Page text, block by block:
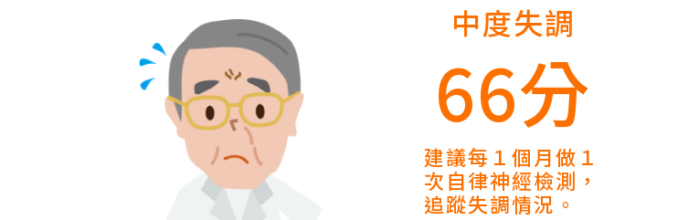
中度失調
66分
建議每１個月做１
次自律神經檢測，
追蹤失調情況。